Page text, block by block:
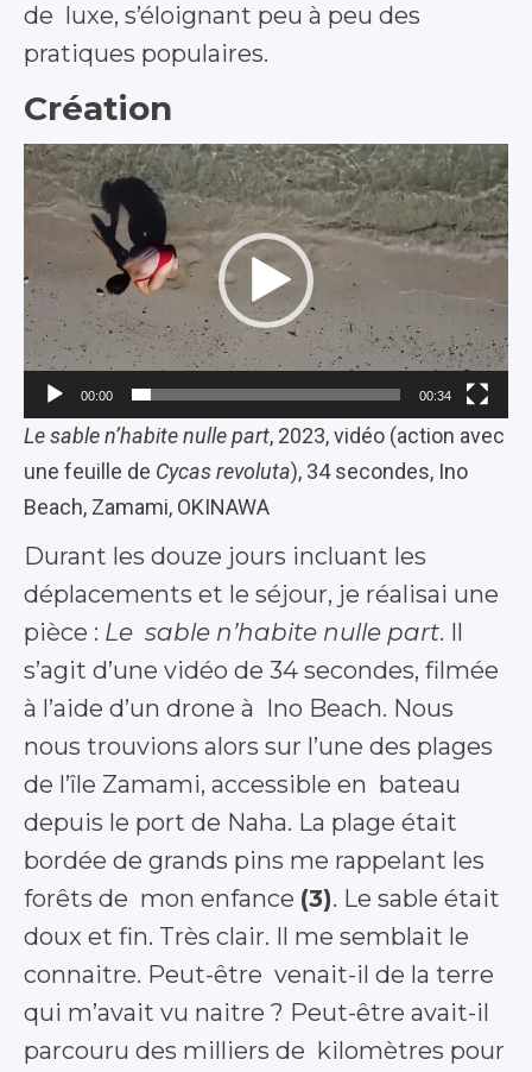
de luxe, s’éloignant peu à peu des
pratiques populaires.
Création
Lecteur
vidéo
00:00 00:34
Le sable n’habite nulle part, 2023, vidéo (action avec
une feuille de Cycas revoluta), 34 secondes, Ino
Beach, Zamami, OKINAWA
Durant les douze jours incluant les
déplacements et le séjour, je réalisai une
pièce : Le sable n’habite nulle part. Il
s’agit d’une vidéo de 34 secondes, filmée
à l’aide d’un drone à Ino Beach. Nous
nous trouvions alors sur l’une des plages
de l’île Zamami, accessible en bateau
depuis le port de Naha. La plage était
bordée de grands pins me rappelant les
forêts de mon enfance (3). Le sable était
doux et fin. Très clair. Il me semblait le
connaitre. Peut-être venait-il de la terre
qui m’avait vu naitre ? Peut-être avait-il
parcouru des milliers de kilomètres pour